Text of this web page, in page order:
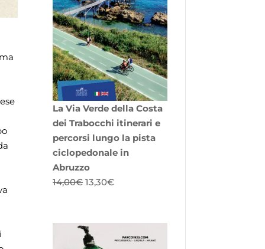
La Via Verde della Costa
dei Trabocchi itinerari e
percorsi lungo la pista
ciclopedonale in
Abruzzo
14,00€ Il
era:
14,00€.
13,30€Il
è:
13,30€.